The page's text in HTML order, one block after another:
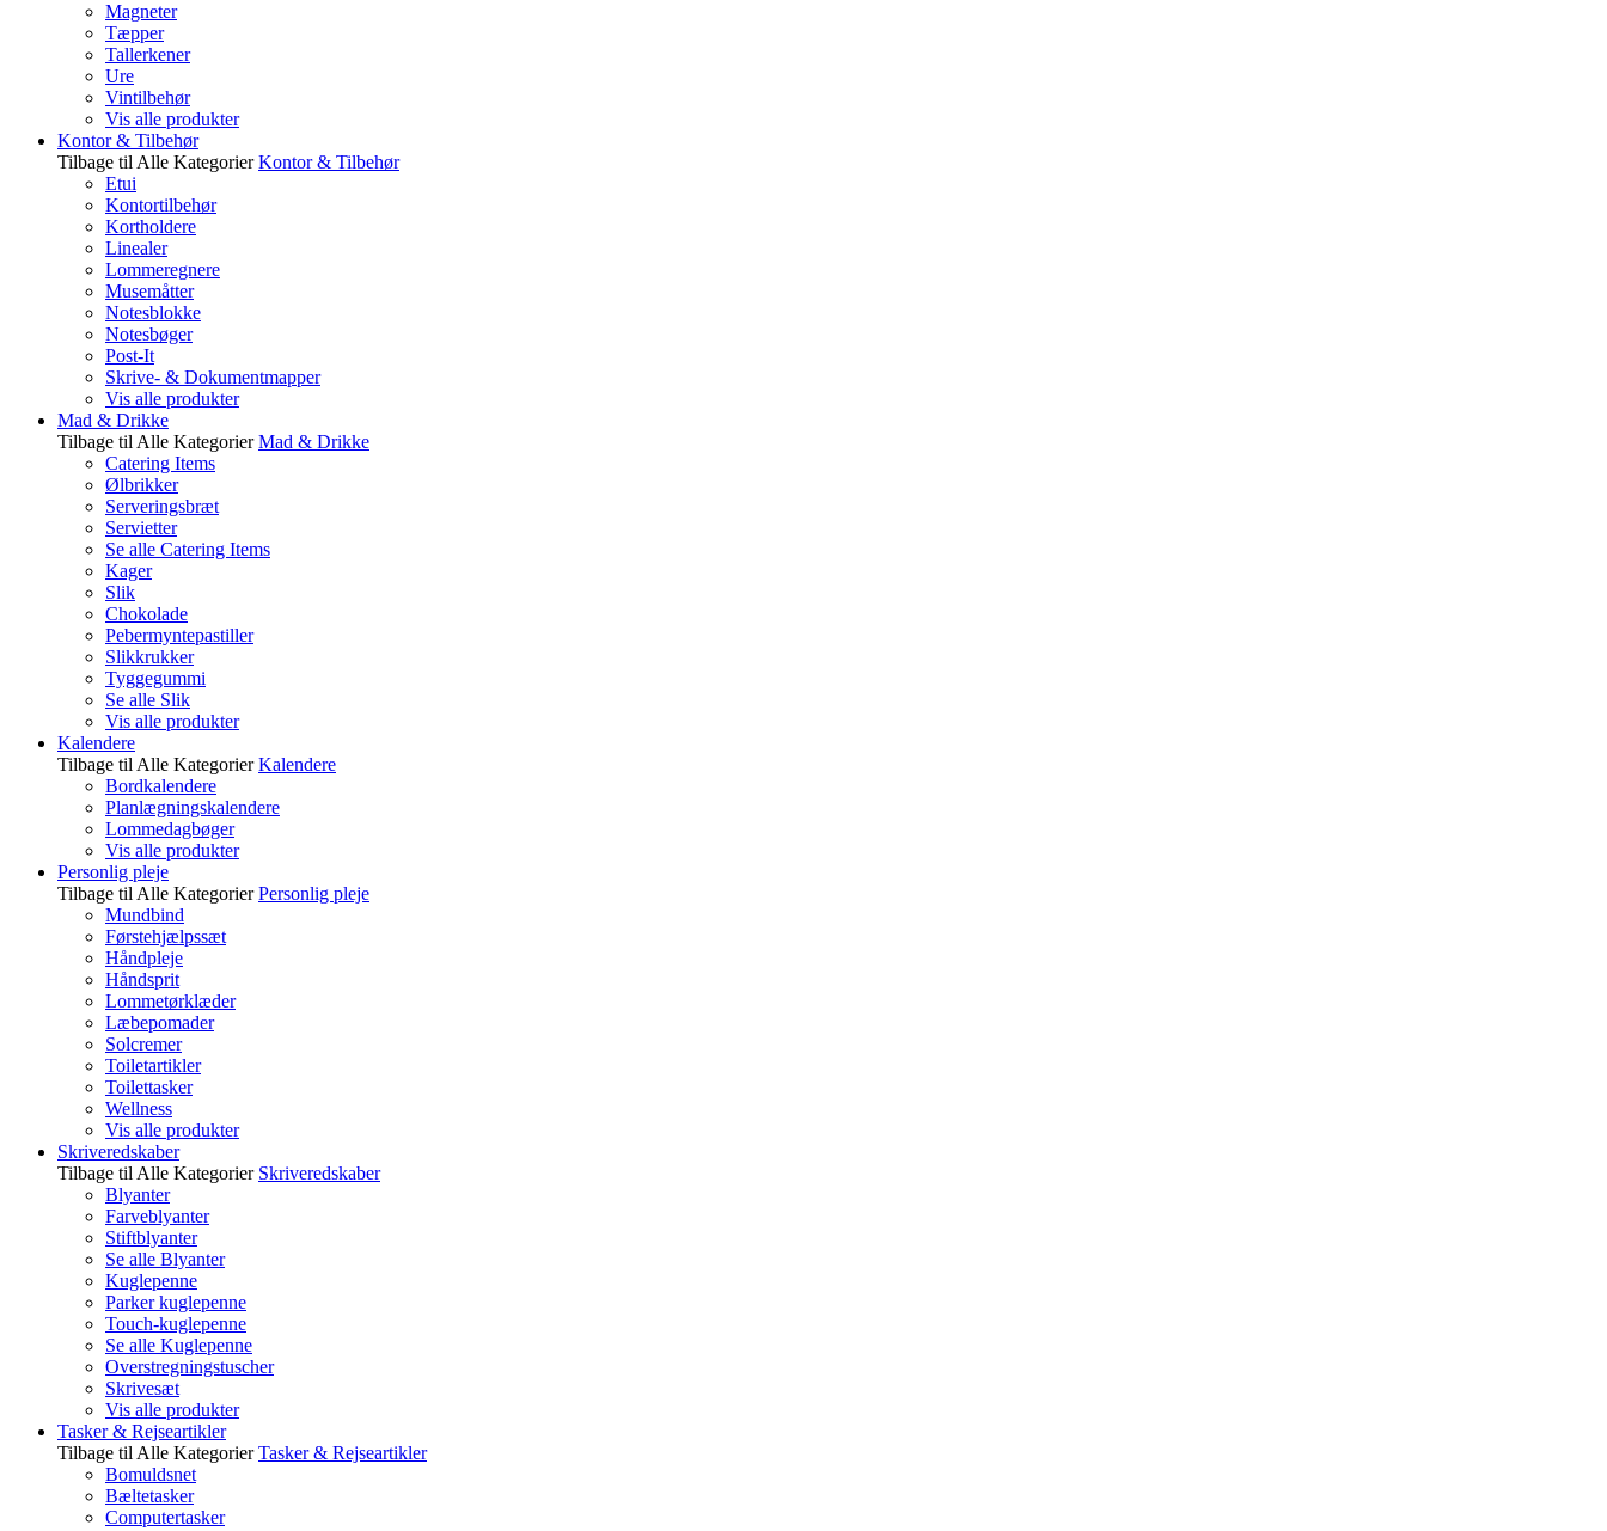
Magneter
Tæpper
Tallerkener
Ure
Vintilbehør
Vis alle produkter
Kontor & Tilbehør
Tilbage til Alle Kategorier Kontor & Tilbehør
Etui
Kontortilbehør
Kortholdere
Linealer
Lommeregnere
Musemåtter
Notesblokke
Notesbøger
Post-It
Skrive- & Dokumentmapper
Vis alle produkter
Mad & Drikke
Tilbage til Alle Kategorier Mad & Drikke
Catering Items
Ølbrikker
Serveringsbræt
Servietter
Se alle Catering Items
Kager
Slik
Chokolade
Pebermyntepastiller
Slikkrukker
Tyggegummi
Se alle Slik
Vis alle produkter
Kalendere
Tilbage til Alle Kategorier Kalendere
Bordkalendere
Planlægningskalendere
Lommedagbøger
Vis alle produkter
Personlig pleje
Tilbage til Alle Kategorier Personlig pleje
Mundbind
Førstehjælpssæt
Håndpleje
Håndsprit
Lommetørklæder
Læbepomader
Solcremer
Toiletartikler
Toilettasker
Wellness
Vis alle produkter
Skriveredskaber
Tilbage til Alle Kategorier Skriveredskaber
Blyanter
Farveblyanter
Stiftblyanter
Se alle Blyanter
Kuglepenne
Parker kuglepenne
Touch-kuglepenne
Se alle Kuglepenne
Overstregningstuscher
Skrivesæt
Vis alle produkter
Tasker & Rejseartikler
Tilbage til Alle Kategorier Tasker & Rejseartikler
Bomuldsnet
Bæltetasker
Computertasker